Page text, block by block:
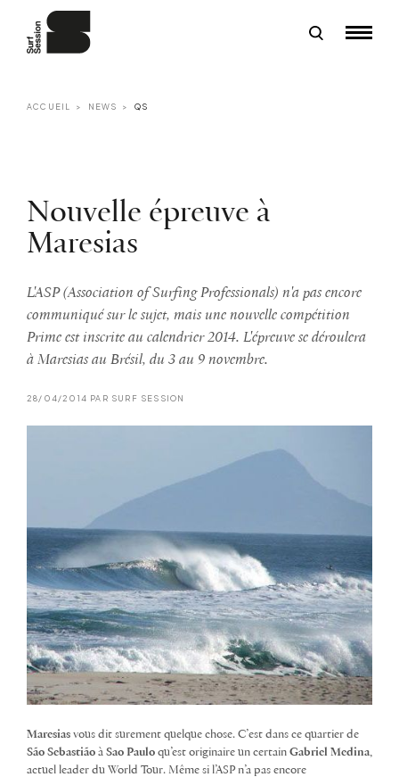
ACCUEIL NEWS QS
Nouvelle épreuve à
Maresias
L'ASP (Association of Surfing Professionals) n'a pas encore
communiqué sur le sujet, mais une nouvelle compétition
Prime est inscrite au calendrier 2014. L'épreuve se déroulera
à Maresias au Brésil, du 3 au 9 novembre.
28/04/2014 PAR SURF SESSION
Maresias vous dit surement quelque chose. C’est dans ce quartier de
São Sebastião à Sao Paulo qu’est originaire un certain Gabriel Medina,
actuel leader du World Tour. Même si l’ASP n’a pas encore